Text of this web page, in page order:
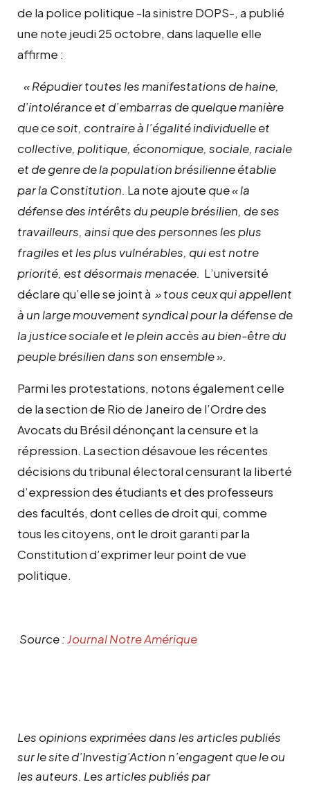
de la police politique -la sinistre DOPS-, a publié
une note jeudi 25 octobre, dans laquelle elle
affirme :
« Répudier toutes les manifestations de haine,
d’intolérance et d’embarras de quelque manière
que ce soit, contraire à l’égalité individuelle et
collective, politique, économique, sociale, raciale
et de genre de la population brésilienne établie
par la Constitution. La note ajoute que « la
défense des intérêts du peuple brésilien, de ses
travailleurs, ainsi que des personnes les plus
fragiles et les plus vulnérables, qui est notre
priorité, est désormais menacée. L’université
déclare qu’elle se joint à » tous ceux qui appellent
à un large mouvement syndical pour la défense de
la justice sociale et le plein accès au bien-être du
peuple brésilien dans son ensemble ».
Parmi les protestations, notons également celle
de la section de Rio de Janeiro de l’Ordre des
Avocats du Brésil dénonçant la censure et la
répression. La section désavoue les récentes
décisions du tribunal électoral censurant la liberté
d’expression des étudiants et des professeurs
des facultés, dont celles de droit qui, comme
tous les citoyens, ont le droit garanti par la
Constitution d’exprimer leur point de vue
politique.
Source :Journal Notre Amérique
Les opinions exprimées dans les articles publiés
sur le site d’Investig’Action n’engagent que le ou
les auteurs. Les articles publiés par